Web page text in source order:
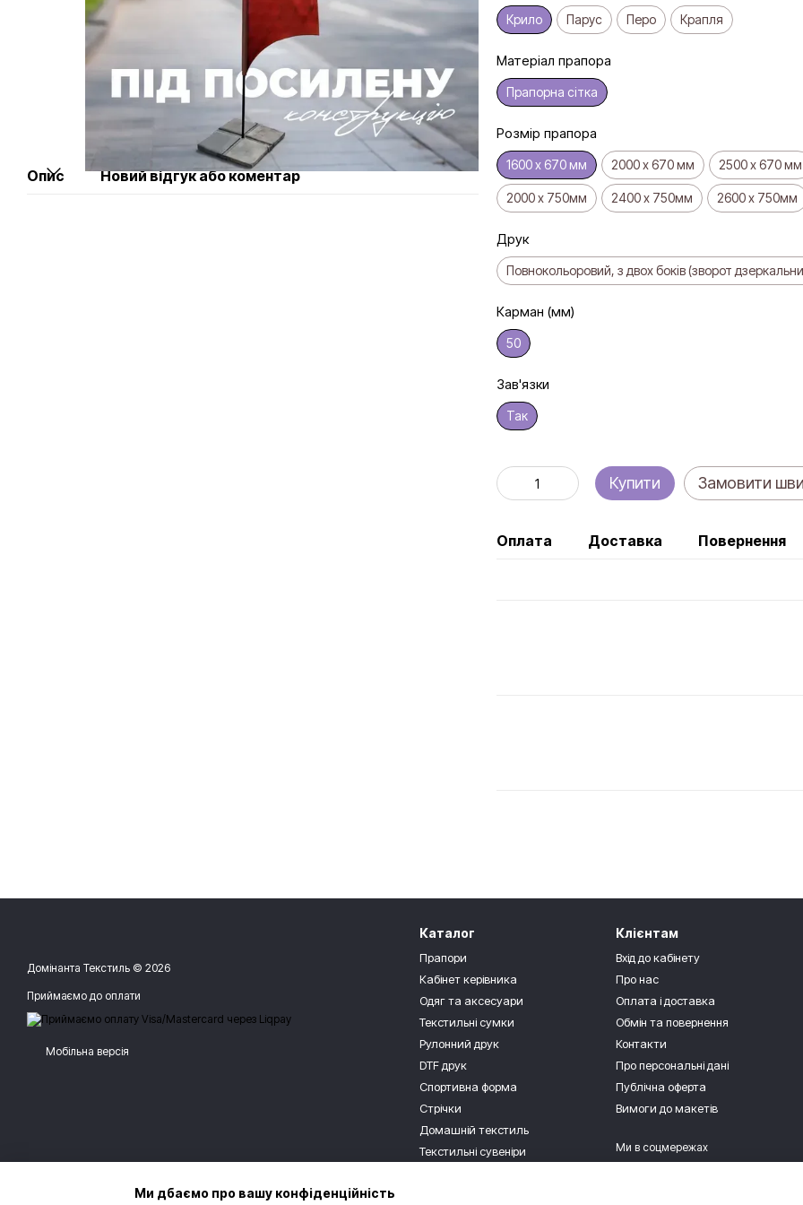
Опис Новий відгук або коментар
Крило Парус Перо Крапля
Матеріал прапора
Прапорна сітка
Розмір прапора
1600 х 670 мм 2000 х 670 мм 2500 х 670 мм
2000 х 750мм 2400 х 750мм 2600 х 750мм
Друк
Повнокольоровий, з двох боків (зворот
Карман (мм)
50
Зав'язки
Так
Купити Замовити
Оплата Доставка Повернення
Домінанта Текстиль © 2026
Приймаємо до оплати
Мобільна версія
Каталог
Прапори
Кабінет керівника
Одяг та аксесуари
Текстильні сумки
Рулонний друк
DTF друк
Спортивна форма
Стрічки
Домашній текстиль
Текстильні сувеніри
Клієнтам
Вхід до кабінету
Про нас
Оплата і доставка
Обмін та повернення
Контакти
Про персональні дані
Публічна оферта
Вимоги до макетів
Ми в соцмережах
Ми дбаємо про вашу конфіденційність